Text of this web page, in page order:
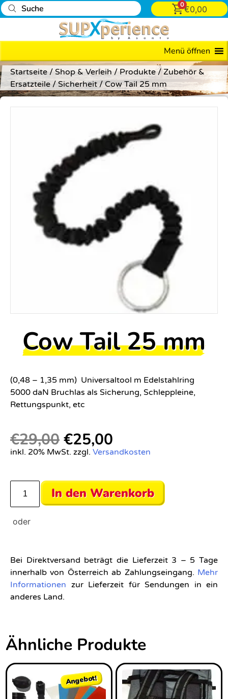
0€0,00
Menü öffnen
Startseite/ Shop & Verleih/ Produkte /Zubehör &
Ersatzteile / Sicherheit/ Cow Tail 25 mm
Cow Tail 25 mm
(0,48 – 1,35 mm) Universaltool m Edelstahlring
5000 daN Bruchlas als Sicherung, Schleppleine,
Rettungspunkt, etc
€29,00€25,00
inkl. 20% MwSt. zzgl. Versandkosten
In den Warenkorb
Bei Direktversand beträgt die Lieferzeit 3 – 5 Tage
innerhalb von Österreich ab Zahlungseingang. Mehr
Informationen zur Lieferzeit für Sendungen in ein
anderes Land.
Ähnliche Produkte
Angebot!